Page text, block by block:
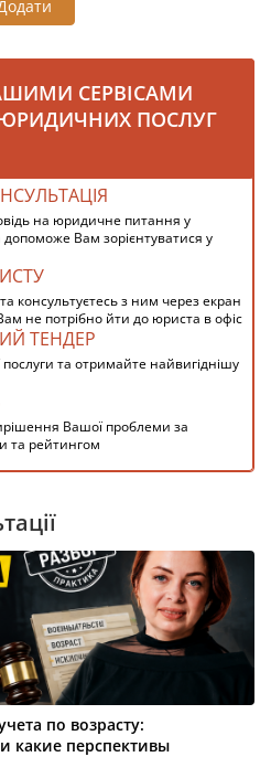
СЕРВІСАМИ
ПОСЛУГ
на юридичне питання у
Вам зорієнтуватися у
консультуєтесь з ним через екран
не потрібно йти до юриста в офіс
ТЕНДЕР
та отримайте найвигіднішу
Вашої проблеми за
та рейтингом
по возрасту:
какие перспективы